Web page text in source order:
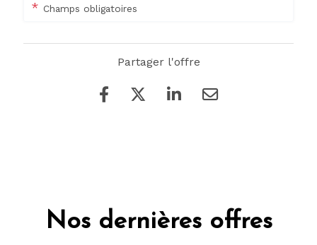
* Champs obligatoires
Partager l'offre
Nos dernières offres